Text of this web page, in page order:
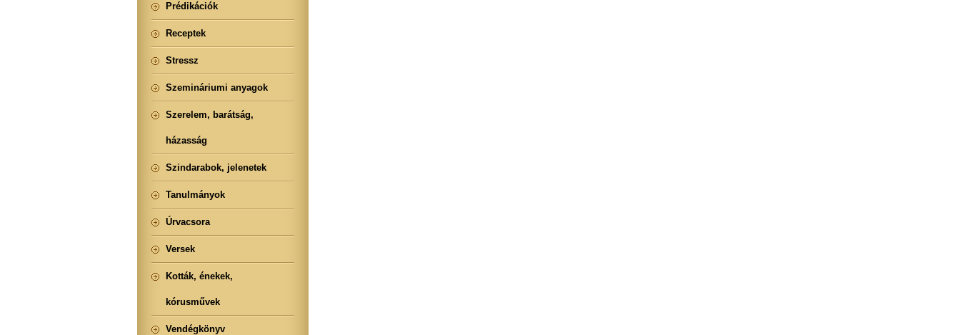
Prédikációk
Receptek
Stressz
Szemináriumi anyagok
Szerelem, barátság,
házasság
Szindarabok, jelenetek
Tanulmányok
Úrvacsora
Versek
Kották, énekek,
kórusművek
Vendégkönyv